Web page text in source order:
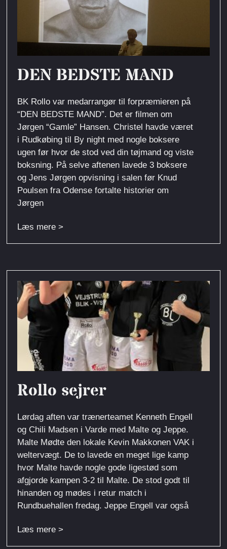
DEN BEDSTE MAND
BK Rollo var medarrangør til forpræmieren på
“DEN BEDSTE MAND”. Det er filmen om
Jørgen “Gamle” Hansen. Christel havde været
i Rudkøbing til By night med nogle boksere
ugen før hvor de stod ved din tøjmand og viste
boksning. På selve aftenen lavede 3 boksere
og Jens Jørgen opvisning i salen før Knud
Poulsen fra Odense fortalte historier om
Jørgen
Læs mere >
Rollo sejrer
Lørdag aften var trænerteamet Kenneth Engell
og Chili Madsen i Varde med Malte og Jeppe.
Malte Mødte den lokale Kevin Makkonen VAK i
weltervægt. De to lavede en meget lige kamp
hvor Malte havde nogle gode ligestød som
afgjorde kampen 3-2 til Malte. De stod godt til
hinanden og mødes i retur match i
Rundbuehallen fredag. Jeppe Engell var også
Læs mere >